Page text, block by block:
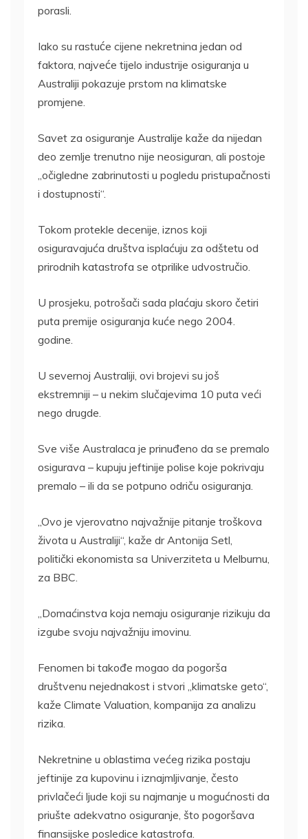
porasli.
Iako su rastuće cijene nekretnina jedan od
faktora, najveće tijelo industrije osiguranja u
Australiji pokazuje prstom na klimatske
promjene.
Savet za osiguranje Australije kaže da nijedan
deo zemlje trenutno nije neosiguran, ali postoje
„očigledne zabrinutosti u pogledu pristupačnosti
i dostupnosti“.
Tokom protekle decenije, iznos koji
osiguravajuća društva isplaćuju za odštetu od
prirodnih katastrofa se otprilike udvostručio.
U prosjeku, potrošači sada plaćaju skoro četiri
puta premije osiguranja kuće nego 2004.
godine.
U severnoj Australiji, ovi brojevi su još
ekstremniji – u nekim slučajevima 10 puta veći
nego drugde.
Sve više Australaca je prinuđeno da se premalo
osigurava – kupuju jeftinije polise koje pokrivaju
premalo – ili da se potpuno odriču osiguranja.
„Ovo je vjerovatno najvažnije pitanje troškova
života u Australiji“, kaže dr Antonija Setl,
politički ekonomista sa Univerziteta u Melburnu,
za BBC.
„Domaćinstva koja nemaju osiguranje rizikuju da
izgube svoju najvažniju imovinu.
Fenomen bi takođe mogao da pogorša
društvenu nejednakost i stvori „klimatske geto“,
kaže Climate Valuation, kompanija za analizu
rizika.
Nekretnine u oblastima većeg rizika postaju
jeftinije za kupovinu i iznajmljivanje, često
privlačeći ljude koji su najmanje u mogućnosti da
priušte adekvatno osiguranje, što pogoršava
finansijske posledice katastrofa.